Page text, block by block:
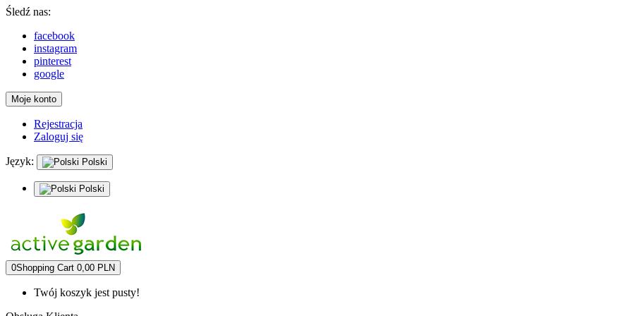
Śledź nas:
facebook
instagram
pinterest
google
Moje konto
Rejestracja
Zaloguj się
Język: Polski
Polski
0Shopping Cart 0,00 PLN
Twój koszyk jest pusty!